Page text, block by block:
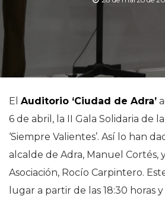
El Auditorio ‘Ciudad de Adra’
6 de abril, la II Gala Solidaria de
‘Siempre Valientes’. Así lo han
alcalde de Adra, Manuel Cortés,
Asociación, Rocío Carpintero.
lugar a partir de las 18:30 horas